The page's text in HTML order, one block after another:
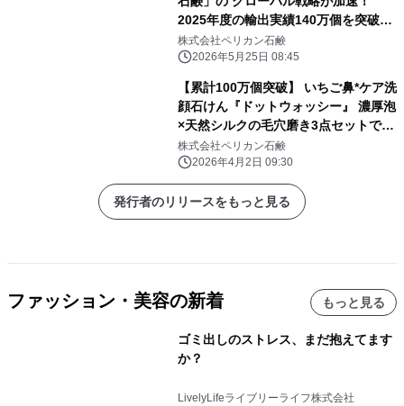
2025年度の輸出実績140万個を突破
し、 韓国オリーブヤングへ展開＆ザ・
現代ソウルでPOP UPを開催
株式会社ペリカン石鹸
2026年5月25日 08:45
【累計100万個突破】 いちご鼻*ケア洗
顔石けん『ドットウォッシー』 濃厚泡
×天然シルクの毛穴磨き3点セットで
大型リニューアル！4月1日新発売
株式会社ペリカン石鹸
2026年4月2日 09:30
発行者のリリースをもっと見る
ファッション・美容の新着 もっと見る
ゴミ出しのストレス、まだ抱えてます
か？
LivelyLifeライブリーライフ株式会社